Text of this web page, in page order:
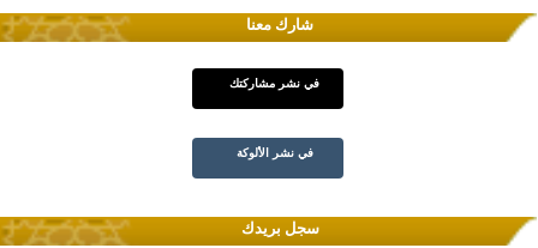
شارك معنا
في نشر مشاركتك
في نشر الألوكة
سجل بريدك